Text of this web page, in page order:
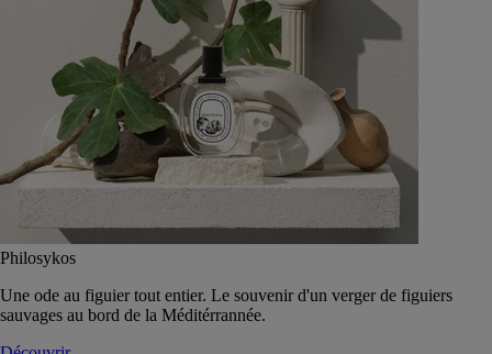
Philosykos
Une ode au figuier tout entier. Le souvenir d'un verger de figuiers
sauvages au bord de la Méditérrannée.